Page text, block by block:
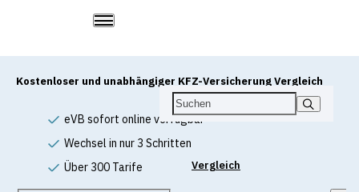
Vergleich
Kostenloser und unabhängiger KFZ-Versicherung Vergleich
eVB sofort online verfügbar
Wechsel in nur 3 Schritten
Über 300 Tarife